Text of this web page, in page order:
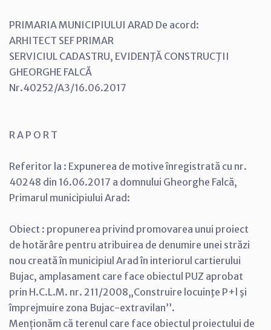
PRIMARIA MUNICIPIULUI ARAD De acord:
ARHITECT SEF PRIMAR
SERVICIUL CADASTRU, EVIDENŢĂ CONSTRUCŢII
GHEORGHE FALCĂ
Nr.40252/A3/16.06.2017
R A P O R T
Referitor la : Expunerea de motive înregistrată cu nr.
40248 din 16.06.2017 a domnului Gheorghe Falcă,
Primarul municipiului Arad:
Obiect : propunerea privind promovarea unui proiect
de hotărâre pentru atribuirea de denumire unei străzi
nou creată în municipiul Arad în interiorul cartierului
Bujac, amplasament care face obiectul PUZ aprobat
prin H.C.L.M. nr. 211/2008„Construire locuinţe P+l şi
împrejmuire zona Bujac-extravilan’’.
Menționăm că terenul care face obiectul proiectului de